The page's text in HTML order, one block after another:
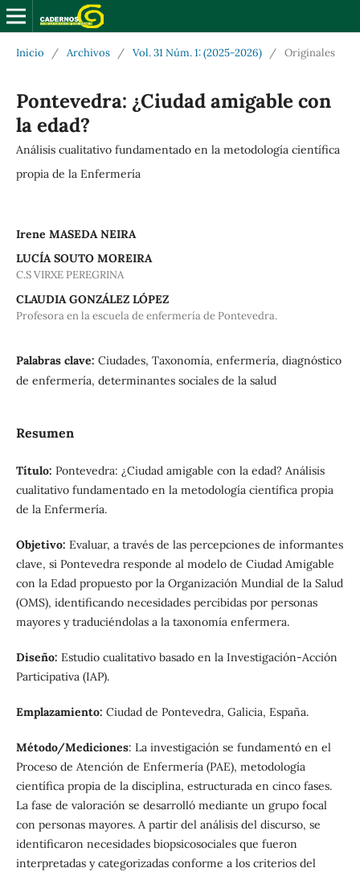
Inicio / Archivos / Vol. 31 Núm. 1: (2025-2026) / Originales
Pontevedra: ¿Ciudad amigable con
la edad?
Análisis cualitativo fundamentado en la metodología científica
propia de la Enfermería
Irene MASEDA NEIRA
LUCÍA SOUTO MOREIRA
C.S VIRXE PEREGRINA
CLAUDIA GONZÁLEZ LÓPEZ
Profesora en la escuela de enfermería de Pontevedra.
Palabras clave: Ciudades, Taxonomía, enfermería, diagnóstico
de enfermería, determinantes sociales de la salud
Resumen
Título: Pontevedra: ¿Ciudad amigable con la edad? Análisis
cualitativo fundamentado en la metodología científica propia
de la Enfermería.
Objetivo: Evaluar, a través de las percepciones de informantes
clave, si Pontevedra responde al modelo de Ciudad Amigable
con la Edad propuesto por la Organización Mundial de la Salud
(OMS), identificando necesidades percibidas por personas
mayores y traduciéndolas a la taxonomía enfermera.
Diseño: Estudio cualitativo basado en la Investigación-Acción
Participativa (IAP).
Emplazamiento: Ciudad de Pontevedra, Galicia, España.
Método/Mediciones: La investigación se fundamentó en el
Proceso de Atención de Enfermería (PAE), metodología
científica propia de la disciplina, estructurada en cinco fases.
La fase de valoración se desarrolló mediante un grupo focal
con personas mayores. A partir del análisis del discurso, se
identificaron necesidades biopsicosociales que fueron
interpretadas y categorizadas conforme a los criterios del